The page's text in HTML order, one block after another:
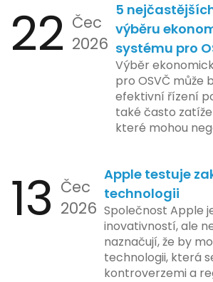
22 Čec
2026
5
výběru
systému pro
Výběr
pro OSVČ může
efektivní řízení
také často
které mohou
by se
13 Čec
2026
Apple testuje
technologii
Společnost Apple
inovativností, ale
naznačují, že by
technologii, která
kontroverzemi a